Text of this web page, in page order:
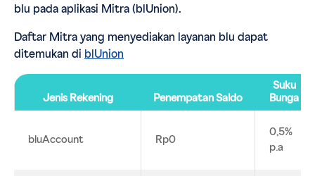
blu pada aplikasi Mitra (blUnion).
Daftar Mitra yang menyediakan layanan blu dapat
ditemukan di blUnion
Jenis Rekening Penempatan Saldo
Suku
Bunga
bluAccount Rp0
0,5%
p.a